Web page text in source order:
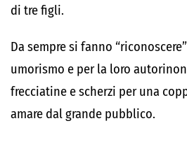
di tre figli.
Da sempre si fanno
umorismo e per la loro
frecciatine e scherzi per una
amare dal grande pubblico.